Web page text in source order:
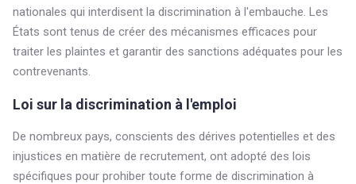
nationales qui interdisent la discrimination à l'embauche. Les
États sont tenus de créer des mécanismes efficaces pour
traiter les plaintes et garantir des sanctions adéquates pour les
contrevenants.
Loi sur la discrimination à l'emploi
De nombreux pays, conscients des dérives potentielles et des
injustices en matière de recrutement, ont adopté des lois
spécifiques pour prohiber toute forme de discrimination à